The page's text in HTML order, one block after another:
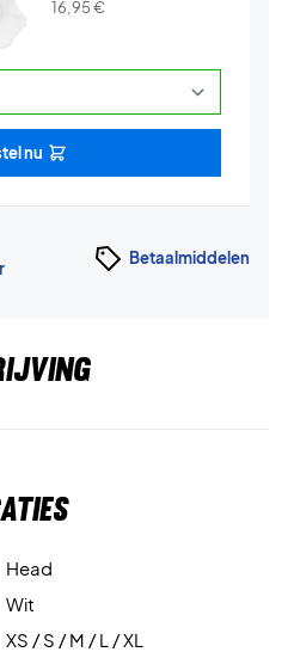
16,95€
nu
Betaalmiddelen
Head
Wit
XS / S / M / L / XL